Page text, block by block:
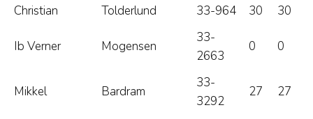
Christian
Tolderlund 33-964 30 30
Ib Verner Mogensen
33-
2663
0 0
Mikkel Bardram
33-
3292
27 27